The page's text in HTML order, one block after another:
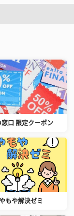
窓口 限定クーポン
もや解決ゼミ